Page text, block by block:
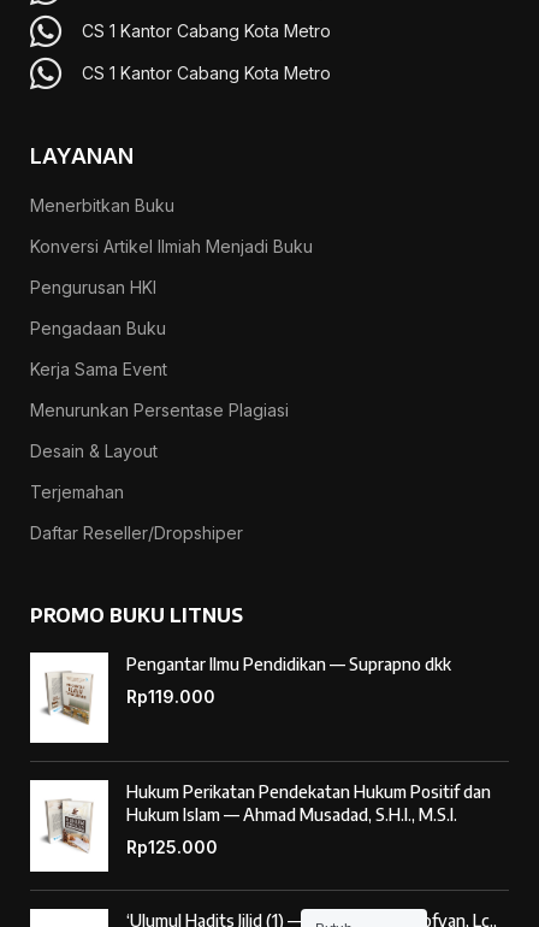
CS 1 Kantor Cabang Kota Metro
CS 1 Kantor Cabang Kota Metro
LAYANAN
Menerbitkan Buku
Konversi Artikel Ilmiah Menjadi Buku
Pengurusan HKI
Pengadaan Buku
Kerja Sama Event
Menurunkan Persentase Plagiasi
Desain & Layout
Terjemahan
Daftar Reseller/Dropshiper
PROMO BUKU LITNUS
Pengantar Ilmu Pendidikan — Suprapno dkk
Rp119.000
Hukum Perikatan Pendekatan Hukum Positif dan
Hukum Islam — Ahmad Musadad, S.H.I., M.S.I.
Rp125.000
‘Ulumul Hadits Jilid (1) — Dr. Nur Baety Sofyan, Lc.,